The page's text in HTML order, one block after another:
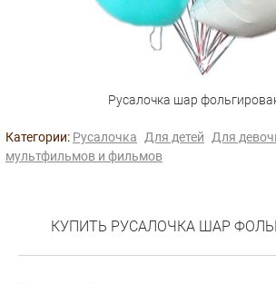
Русалочка шар
Категории: Русалочка Для детей Для
мультфильмов и фильмов
КУПИТЬ РУСАЛОЧКА ШАР